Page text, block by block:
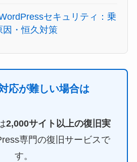
セキュリティ：乗
因・恒久対策
応が難しい場合は
2,000サイト以上の復旧実
専門の復旧サービスで
す。